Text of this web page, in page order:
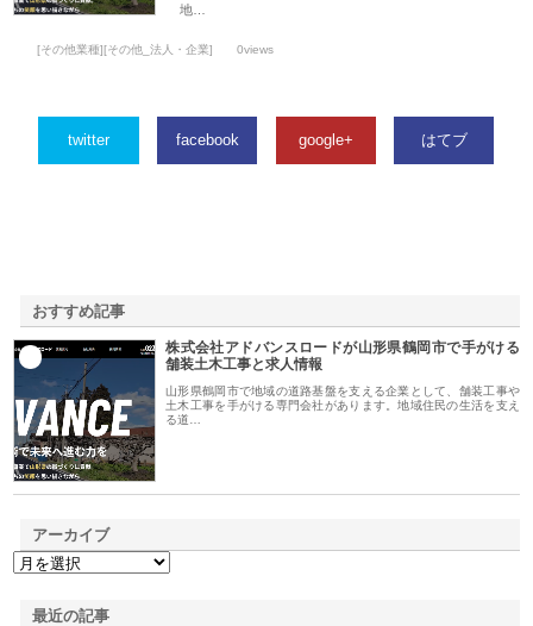
地…
[その他業種][その他_法人・企業] 0views
twitter facebook google+ はてブ
おすすめ記事
株式会社アドバンスロードが山形県鶴岡市で手がける
舗装土木工事と求人情報
山形県鶴岡市で地域の道路基盤を支える企業として、舗装工事や
土木工事を手がける専門会社があります。地域住民の生活を支え
る道…
アーカイブ
最近の記事